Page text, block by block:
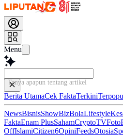
Menu
Tanya apapun tentang artikel ini...
Berita UtamaCek FaktaTerkini
NewsBisnisShowBizBolaLifestyle
FaktaEnam PlusSahamCryptoTVFoto
OffIslamiCitizen6OpiniFeedsOtosia